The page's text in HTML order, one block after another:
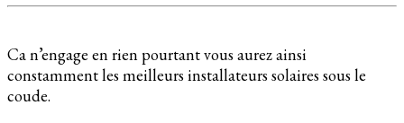
Ca n’engage en rien pourtant vous aurez ainsi
constamment les meilleurs installateurs solaires sous le
coude.